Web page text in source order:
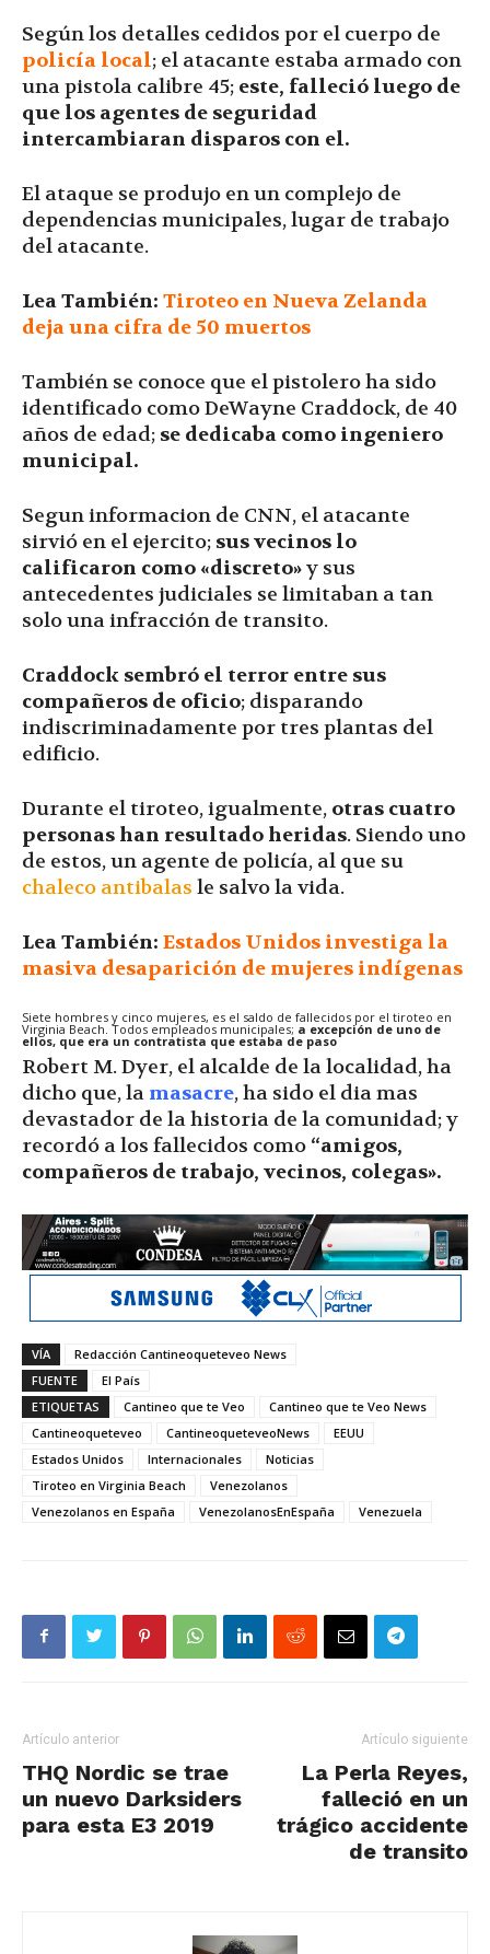
Según los detalles cedidos por el cuerpo de
policía local; el atacante estaba armado con
una pistola calibre 45; este, falleció luego de
que los agentes de seguridad
intercambiaran disparos con el.
El ataque se produjo en un complejo de
dependencias municipales, lugar de trabajo
del atacante.
Lea También: Tiroteo en Nueva Zelanda
deja una cifra de 50 muertos
También se conoce que el pistolero ha sido
identificado como DeWayne Craddock, de 40
años de edad; se dedicaba como ingeniero
municipal.
Segun informacion de CNN, el atacante
sirvió en el ejercito; sus vecinos lo
calificaron como «discreto»y sus
antecedentes judiciales se limitaban a tan
solo una infracción de transito.
Craddock sembró el terror entre sus
compañeros de oficio; disparando
indiscriminadamente por tres plantas del
edificio.
Durante el tiroteo, igualmente, otras cuatro
personas han resultado heridas. Siendo uno
de estos, un agente de policía, al que su
chaleco antibalas le salvo la vida.
Lea También: Estados Unidos investiga la
masiva desaparición de mujeres indígenas
Siete hombres y cinco mujeres, es el saldo de fallecidos por el tiroteo en
Virginia Beach. Todos empleados municipales; a excepción de uno de
ellos, que era un contratista que estaba de paso
Robert M. Dyer, el alcalde de la localidad, ha
dicho que, la masacre, ha sido el dia mas
devastador de la historia de la comunidad; y
recordó a los fallecidos como “amigos,
compañeros de trabajo, vecinos, colegas».
VÍA
Redacción Cantineoqueteveo News
FUENTE
El País
ETIQUETAS
Cantineo que te Veo
Cantineo que te Veo News
Cantineoqueteveo
CantineoqueteveoNews
EEUU
Estados Unidos
Internacionales
Noticias
Tiroteo en Virginia Beach
Venezolanos
Venezolanos en España
VenezolanosEnEspaña Venezuela
Artículo anterior
THQ Nordic se trae
un nuevo Darksiders
para esta E3 2019
Artículo siguiente
La Perla Reyes,
falleció en un
trágico accidente
de transito